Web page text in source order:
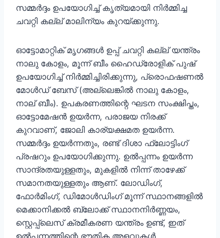
സമ്മർദ്ദം ഉപയോഗിച്ച് കൃത്യമായി നിർമ്മിച്ച
ചവറ്റി കല്ല് മാലിന്യം കുറയ്ക്കുന്നു.
ഓട്ടോമാറ്റിക് മൃഗങ്ങൾ ഉപ്പ് ചവറ്റി കല്ല് യന്ത്രം
നാലു കോളം, മൂന്ന് ബീം ഹൈഡ്രോളിക് പുഷ്
ഉപയോഗിച്ച് നിർമ്മിച്ചിരിക്കുന്നു, പ്രൊഫഷണൽ
മോൾഡ് ബേസ് (അല്ലെങ്കിൽ നാലു കോളം,
നാല് ബീം). ഉപകരണത്തിന്റെ ഘടന സംക്ഷിപ്തം,
ഓട്ടോമേഷൻ ഉയർന്ന, പരാജയ നിരക്ക്
കുറവാണ്, ജോലി കാര്യക്ഷമത ഉയർന്ന.
സമ്മർദ്ദം ഉയർന്നതും, രണ്ട് ദിശാ ഫ്ലോട്ടിംഗ്
പ്രഷറും ഉപയോഗിക്കുന്നു. ഉൽപ്പന്നം ഉയർന്ന
സാന്ദ്രതയുള്ളതും, മുകളിൽ നിന്ന് താഴേക്ക്
സമാനതയുള്ളതും ആണ്. ലോഡിംഗ്,
ഫോർമിംഗ്, ഡിമോൾഡിംഗ് മൂന്ന് സ്ഥാനങ്ങളിൽ
മെക്കാനിക്കൽ ബ്ലോക്ക് സ്ഥാനനിർണ്ണയം,
സ്റ്റെപ്പ്ലെസ് ക്രമീകരണ യന്ത്രം ഉണ്ട്, ഇത്
ഉൽപ്പന്നത്തിന്റെ ഭൗതിക അളവുകൾ